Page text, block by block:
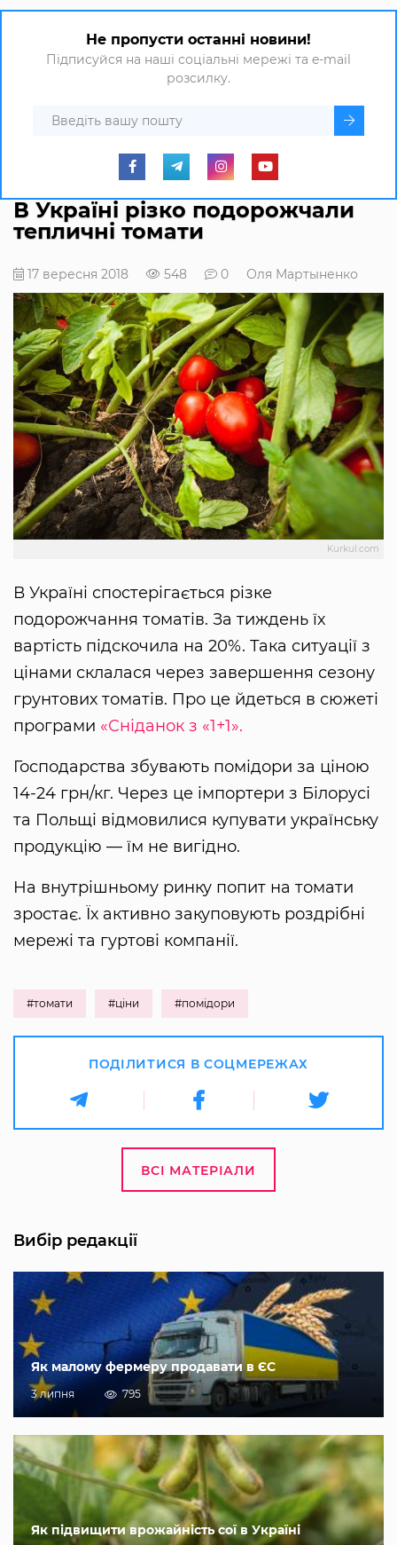
Не пропусти останні новини!
Підписуйся на наші соціальні мережі та e-mail
розсилку.
В Україні різко подорожчали
тепличні томати
17 вересня 2018 548 0 Оля Мартыненко
Kurkul.com
В Україні спостерігається різке
подорожчання томатів. За тиждень їх
вартість підскочила на 20%. Така ситуації з
цінами склалася через завершення сезону
грунтових томатів. Про це йдеться в сюжеті
програми «Сніданок з «1+1».
Господарства збувають помідори за ціною
14-24 грн/кг. Через це імпортери з Білорусі
та Польщі відмовилися купувати українську
продукцію — їм не вигідно.
На внутрішньому ринку попит на томати
зростає. Їх активно закуповують роздрібні
мережі та гуртові компанії.
#томати #ціни #помідори
ПОДІЛИТИСЯ В СОЦМЕРЕЖАХ
ВСІ МАТЕРІАЛИ
Вибір редакції
Як малому фермеру продавати в ЄС
3 липня 795
Як підвищити врожайність сої в Україні